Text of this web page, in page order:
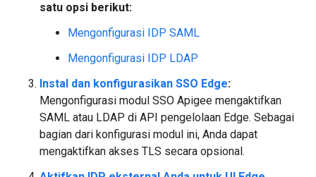
satu opsi berikut:
Mengonfigurasi IDP SAML
Mengonfigurasi IDP LDAP
Instal dan konfigurasikan SSO Edge:
Mengonfigurasi modul SSO Apigee mengaktifkan
SAML atau LDAP di API pengelolaan Edge. Sebagai
bagian dari konfigurasi modul ini, Anda dapat
mengaktifkan akses TLS secara opsional.